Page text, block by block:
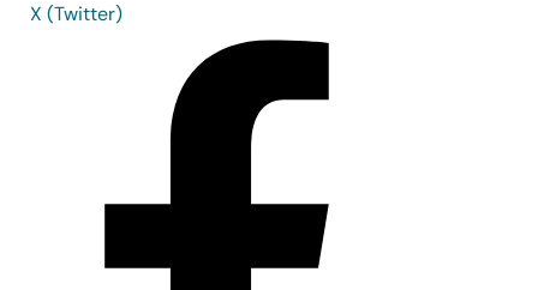
X (Twitter)